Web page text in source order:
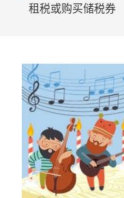
租税或购买储税券